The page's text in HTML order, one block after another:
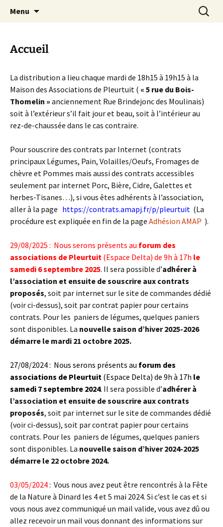
amap
amap de pleurtuit
Menu
Accueil
La distribution a lieu chaque mardi de 18h15 à 19h15 à la
Maison des Associations de Pleurtuit ( « 5 rue du Bois-
Thomelin » anciennement Rue Brindejonc des Moulinais)
soit à l’extérieur s’il fait jour et beau, soit à l’intérieur au
rez-de-chaussée dans le cas contraire.
Pour souscrire des contrats par Internet (contrats
principaux Légumes, Pain, Volailles/Oeufs, Fromages de
chèvre et Pommes mais aussi des contrats accessibles
seulement par internet Porc, Bière, Cidre, Galettes et
herbes-Tisanes…), si vous êtes adhérents à l’association,
aller à la page https://contrats.amapj.fr/p/pleurtuit (La
procédure est expliquée en fin de la page Adhésion AMAP ).
29/08/2025 : Nous serons présents au forum des
associations de Pleurtuit (Espace Delta) de 9h à 17h le
samedi 6 septembre 2025. Il sera possible d’adhérer à
l’association et ensuite de souscrire aux contrats
proposés, soit par internet sur le site de commandes dédié
(voir ci-dessus), soit par contrat papier pour certains
contrats. Pour les paniers de légumes, quelques paniers
sont disponibles. La nouvelle saison d’hiver 2025-2026
démarre le mardi 21 octobre 2025.
27/08/2024 : Nous serons présents au forum des
associations de Pleurtuit (Espace Delta) de 9h à 17h le
samedi 7 septembre 2024. Il sera possible d’adhérer à
l’association et ensuite de souscrire aux contrats
proposés, soit par internet sur le site de commandes dédié
(voir ci-dessus), soit par contrat papier pour certains
contrats. Pour les paniers de légumes, quelques paniers
sont disponibles. La nouvelle saison d’hiver 2024-2025
démarre le 22 octobre 2024.
03/05/2024: Vous nous avez peut être rencontrés à la Fête
de la Nature à Dinard les 4 et 5 mai 2024. Si c’est le cas et si
vous nous avez communiqué un mail valide, vous avez dû ou
allez recevoir un mail vous donnant des informations sur